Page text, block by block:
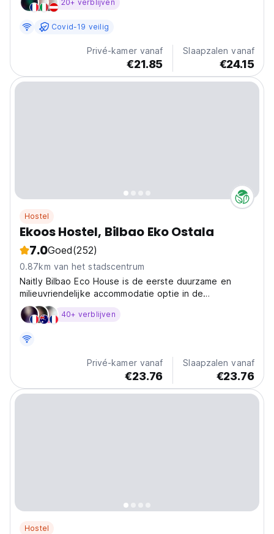
adventure with friends or looking for a temporary home
20+ verblijven
Covid-19 veilig
Privé-kamer vanaf
€21.85
Slaapzalen vanaf
€24.15
Hostel
Ekoos Hostel, Bilbao Eko Ostala
7.0Goed(252)
0.87km van het stadscentrum
Naitly Bilbao Eco House is de eerste duurzame en
milieuvriendelijke accommodatie optie in de
Baskenlanden!!
40+ verblijven
Privé-kamer vanaf
€23.76
Slaapzalen vanaf
€23.76
Hostel